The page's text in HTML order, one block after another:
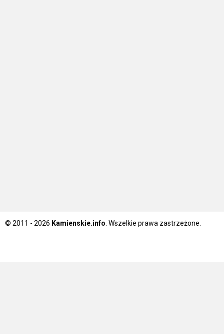
© 2011 - 2026 Kamienskie.info . Wszelkie prawa zastrzeżone.